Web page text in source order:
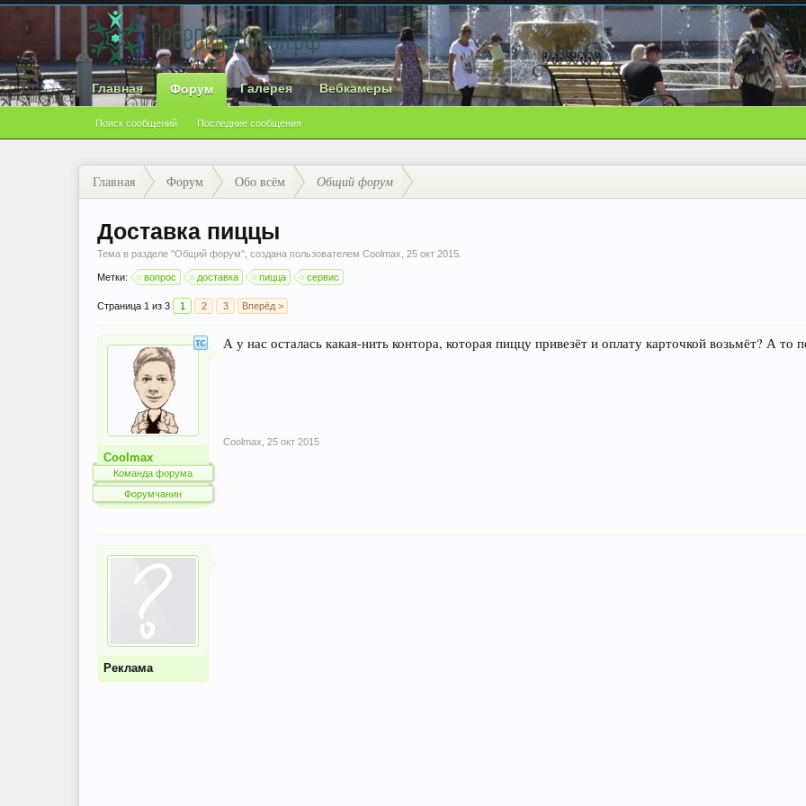
Главная Форум
Поиск сообщений Последние сообщения
Галерея Вебкамеры
Главная Форум Обо всём Общий форум
Доставка пиццы
Тема в разделе "Общий форум", создана пользователем Coolmax 25 окт 2015
Метки: вопрос доставка пицца сервис
Страница 1 из 3 1 2 3 Вперёд >
Coolmax
Команда форума
Форумчанин
А у нас осталась какая-нить контора, которая пиццу привезёт и оплату карточкой возьмёт? А то
Coolmax 25 окт 2015
Реклама